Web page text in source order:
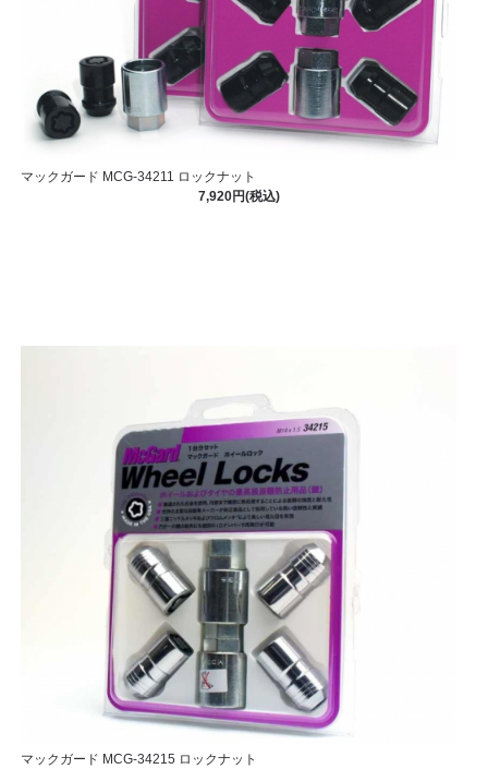
マックガード MCG-34211 ロックナット
7,920円(税込)
マックガード MCG-34215 ロックナット